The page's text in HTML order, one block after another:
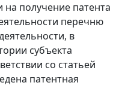
на получение патента
перечню
в
субъекта
со статьей
патентная